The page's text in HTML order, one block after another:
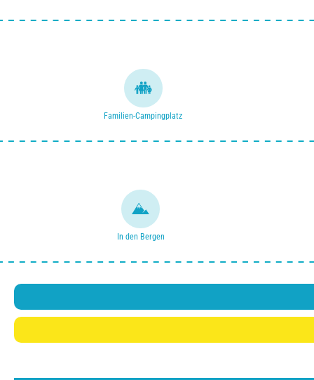
Familien-Campingplatz
In den Bergen